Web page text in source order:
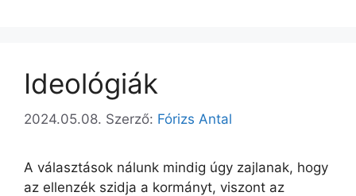
Ideológiák
2024.05.08. Szerző: Fórizs Antal
A választások nálunk mindig úgy zajlanak, hogy
az ellenzék szidja a kormányt, viszont az